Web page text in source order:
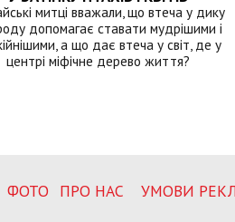
митці вважали, що втеча у дику
допомагає ставати мудрішими і
а що дає втеча у світ, де у
центрі міфічне дерево життя?
ФОТО ПРО НАС УМОВИ